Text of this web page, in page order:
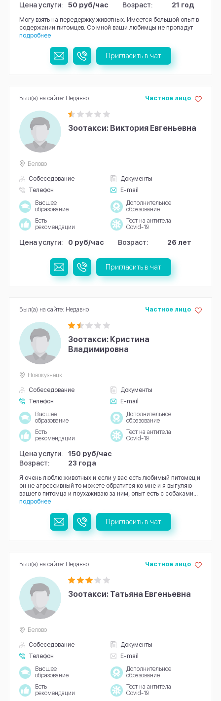
Цена услуги: 50 руб/час Возраст: 21 год
Могу взять на передержку животных. Имеется большой опыт в
содержании питомцев. Со мной ваши любимцы не пропадут
подробнее
Пригласить в чат
Зоотакси: Виктория Евгеньевна
Собеседование
Документы
Телефон
E-mail
Частное лицо
Белово
Высшее
образование
Дополнительное
образование
Есть
рекомендации
Тест на антитела
Covid-19
Цена услуги: 0 руб/час Возраст: 26 лет
Был(а) на сайте: Недавно
Пригласить в чат
Зоотакси: Кристина
Владимировна
Собеседование
Документы
Телефон
E-mail
Частное лицо
Новокузнецк
Высшее
образование
Дополнительное
образование
Есть
рекомендации
Тест на антитела
Covid-19
Цена услуги:
150 руб/час
Возраст:
23 года
Я очень люблю животных и если у вас есть любимый питомец и
он не агрессивный то можете обратится ко мне и я выгуляю
вашего питомца и поухаживаю за ним, опыт есть с собаками...
подробнее
Был(а) на сайте: Недавно
Пригласить в чат
Зоотакси: Татьяна Евгеньевна
Собеседование
Документы
Телефон
E-mail
Частное лицо
Белово
Высшее
образование
Дополнительное
образование
Есть
рекомендации
Тест на антитела
Covid-19
Был(а) на сайте: Недавно